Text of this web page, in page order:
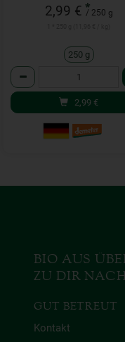
2,99 € *
/ 250 g
250 g
Anzahl
2,99 €
BIO AUS
ZU DIR
GUT BETREUT
Kontakt